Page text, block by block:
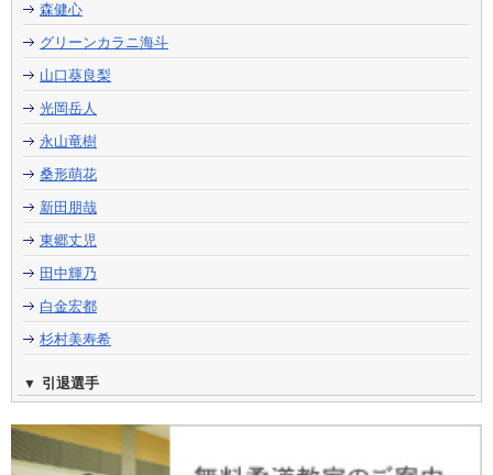
森健心
グリーンカラニ海斗
山口葵良梨
光岡岳人
永山竜樹
桑形萌花
新田朋哉
東郷丈児
田中輝乃
白金宏都
杉村美寿希
引退選手